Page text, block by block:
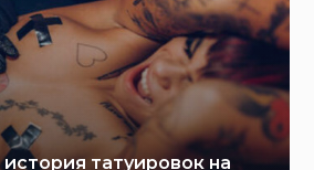
татуировок на